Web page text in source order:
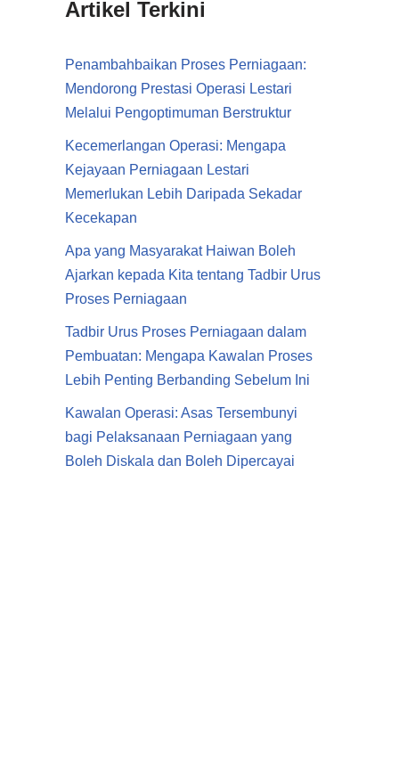
Artikel Terkini
Penambahbaikan Proses Perniagaan:
Mendorong Prestasi Operasi Lestari
Melalui Pengoptimuman Berstruktur
Kecemerlangan Operasi: Mengapa
Kejayaan Perniagaan Lestari
Memerlukan Lebih Daripada Sekadar
Kecekapan
Apa yang Masyarakat Haiwan Boleh
Ajarkan kepada Kita tentang Tadbir Urus
Proses Perniagaan
Tadbir Urus Proses Perniagaan dalam
Pembuatan: Mengapa Kawalan Proses
Lebih Penting Berbanding Sebelum Ini
Kawalan Operasi: Asas Tersembunyi
bagi Pelaksanaan Perniagaan yang
Boleh Diskala dan Boleh Dipercayai